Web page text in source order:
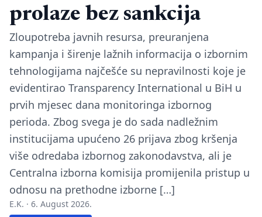
O nama
Impressum
Kontakt
prolaze bez sankcija
Zloupotreba javnih resursa, preuranjena
kampanja i širenje lažnih informacija o izbornim
tehnologijama najčešće su nepravilnosti koje je
evidentirao Transparency International u BiH u
prvih mjesec dana monitoringa izbornog
perioda. Zbog svega je do sada nadležnim
institucijama upućeno 26 prijava zbog kršenja
više odredaba izbornog zakonodavstva, ali je
Centralna izborna komisija promijenila pristup u
odnosu na prethodne izborne […]
E.K. · 6. August 2026.